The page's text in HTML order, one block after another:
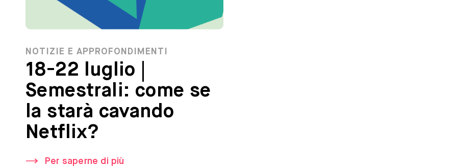
NOTIZIE E APPROFONDIMENTI
18-22 luglio |
Semestrali: come se
la starà cavando
Netflix?
Per saperne di più